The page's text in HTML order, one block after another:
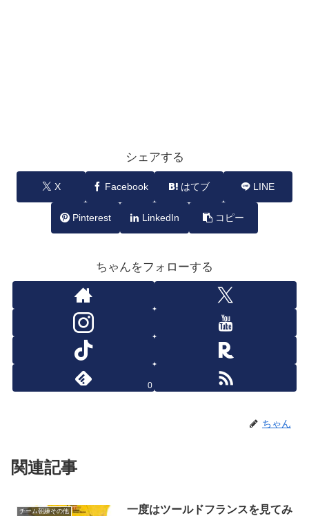
シェアする
X Facebook はてブ LINE
Pinterest LinkedIn コピー
ちゃんをフォローする
0
ちゃん
関連記事
チーム朝練その他
一度はツールドフランスを見てみ